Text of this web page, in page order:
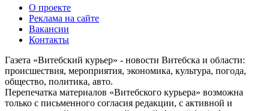
О проекте
Реклама на сайте
Вакансии
Контакты
Газета «Витебский курьер» - новости Витебска и области:
происшествия, мероприятия, экономика, культура, погода,
общество, политика, авто.
Перепечатка материалов «Витебского курьера» возможна
только с письменного согласия редакции, с активной и